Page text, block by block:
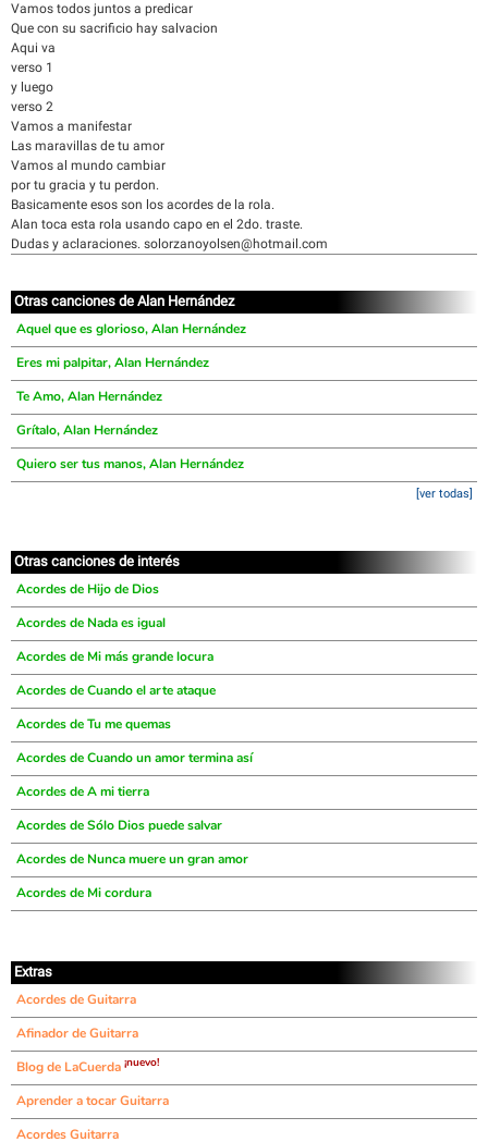
Vamos todos juntos a predicar
Que con su sacrificio hay salvacion
Aqui va
verso 1
y luego
verso 2
Vamos a manifestar
Las maravillas de tu amor
Vamos al mundo cambiar
por tu gracia y tu perdon.
Basicamente esos son los acordes de la rola.
Alan toca esta rola usando capo en el 2do. traste.
Dudas y aclaraciones. solorzanoyolsen@hotmail.com
Otras canciones de Alan Hernández
Aquel que es glorioso, Alan Hernández
Eres mi palpitar, Alan Hernández
Te Amo, Alan Hernández
Grítalo, Alan Hernández
Quiero ser tus manos, Alan Hernández
[ver todas]
Otras canciones de interés
Acordes de Hijo de Dios
Acordes de Nada es igual
Acordes de Mi más grande locura
Acordes de Cuando el arte ataque
Acordes de Tu me quemas
Acordes de Cuando un amor termina así
Acordes de A mi tierra
Acordes de Sólo Dios puede salvar
Acordes de Nunca muere un gran amor
Acordes de Mi cordura
Extras
Acordes de Guitarra
Afinador de Guitarra
Blog de LaCuerda ¡nuevo!
Aprender a tocar Guitarra
Acordes Guitarra